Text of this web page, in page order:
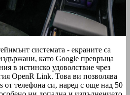
системата - екраните са
като Google превръща
в истинско удоволствие чрез
OpenR Link. Това ви позволява
от телефона си, наред с още над 50